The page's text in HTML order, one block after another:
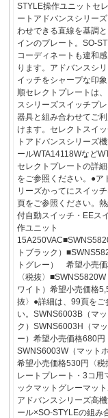
STYLE操作ユニットセ
ートアドバンスシリー
わせできる直線を基調
インのプレート。SO-
コーディネートも違和
ります。アドバンスシ
イッチをシャープな印
順セレクトプレートは
スシリーズスイッチプ
器具と組み合わせてご
けます。セレクトスイ
トアドバンスシリーズ
ールWTA14118Wなど
セレクトプレートの詳
をご参照ください。●ア
リーズかってにスイッ
頁をご参照ください。
付自動スイッチ・EEス
作ユニット
トブラック）
トグレー） 希望小売
〈税抜〉
ワイト）希望小売価格
抜〉●詳細は、99頁をご
い。SWNS6003B（マ
ク）SWNS6003H（マ
ー）希望小売価格680円
SWNS6003W（マットホ
希望小売価格530円〈税
レートプレート・3コ用
ックマットグレーマッ
アドバンスシリーズ高
ール×SO-STYLEの組み